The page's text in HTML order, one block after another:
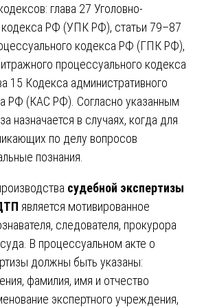
глава 27 Уголовно-
кодекса РФ (УПК РФ), статьи 79–87
кодекса РФ (ГПК РФ),
процессуального кодекса
15 Кодекса административного
РФ (КАС РФ). Согласно указанным
назначается в случаях, когда для
по делу вопросов
познания.
судебной экспертизы
является мотивированное
следователя, прокурора
В процессуальном акте о
должны быть указаны:
фамилия, имя и отчество
экспертного учреждения,